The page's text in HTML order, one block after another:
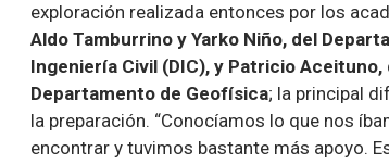
exploración realizada entonces por los
Aldo Tamburrino y Yarko Niño, del
Ingeniería Civil (DIC), y Patricio Aceituno,
Departamento de Geofísica; la principal
la preparación. “Conocíamos lo que nos
encontrar y tuvimos bastante más apoyo.